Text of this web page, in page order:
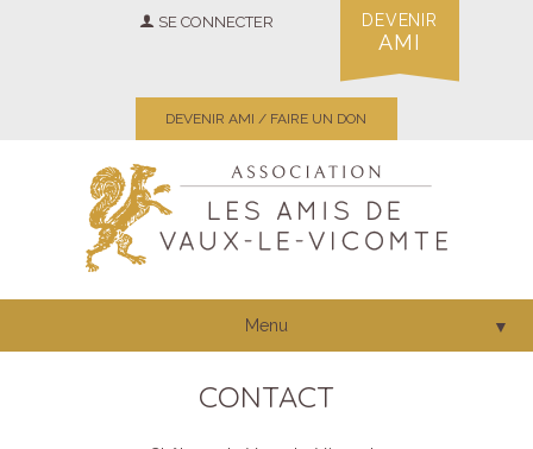
SE CONNECTER DEVENIR
AMI
DEVENIR AMI / FAIRE UN DON
Menu ▼
CONTACT